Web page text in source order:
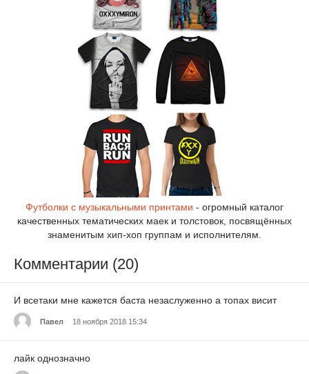
Футболки с музыкальными принтами - огромный каталог
качественных тематических маек и толстовок, посвящённых
знаменитым хип-хоп группам и исполнителям.
Комментарии (20)
И всетаки мне кажется баста незаслуженно а топах висит
Павел 18 ноября 2018 15:34
лайк однозначно